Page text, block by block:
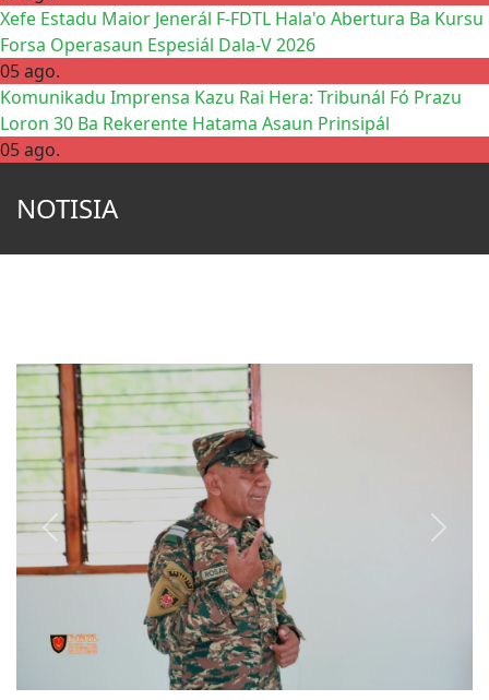
Xefe Estadu Maior Jenerál F-FDTL Hala'o Abertura Ba Kursu
Forsa Operasaun Espesiál Dala-V 2026
05 ago.
Komunikadu Imprensa Kazu Rai Hera: Tribunál Fó Prazu
Loron 30 Ba Rekerente Hatama Asaun Prinsipál
05 ago.
NOTISIA
Previous Next